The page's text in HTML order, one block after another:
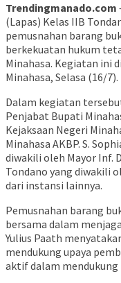
Trendingmanado.com
(Lapas) Kelas IIB
pemusnahan barang
berkekuatan hukum
Minahasa. Kegiatan ini
Minahasa, Selasa (16/7).
Dalam kegiatan
Penjabat Bupati
Kejaksaan Negeri
Minahasa AKBP. S.
diwakili oleh Mayor Inf.
Tondano yang diwakili
dari instansi lainnya.
Pemusnahan barang
bersama dalam
Yulius Paath
mendukung upaya
aktif dalam